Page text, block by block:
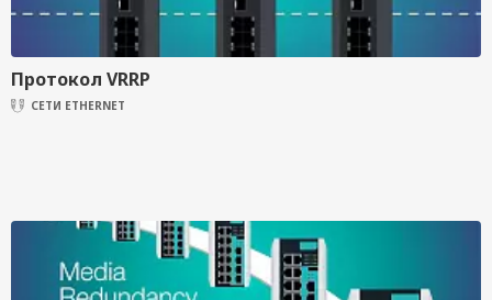
Протокол VRRP
СЕТИ ETHERNET